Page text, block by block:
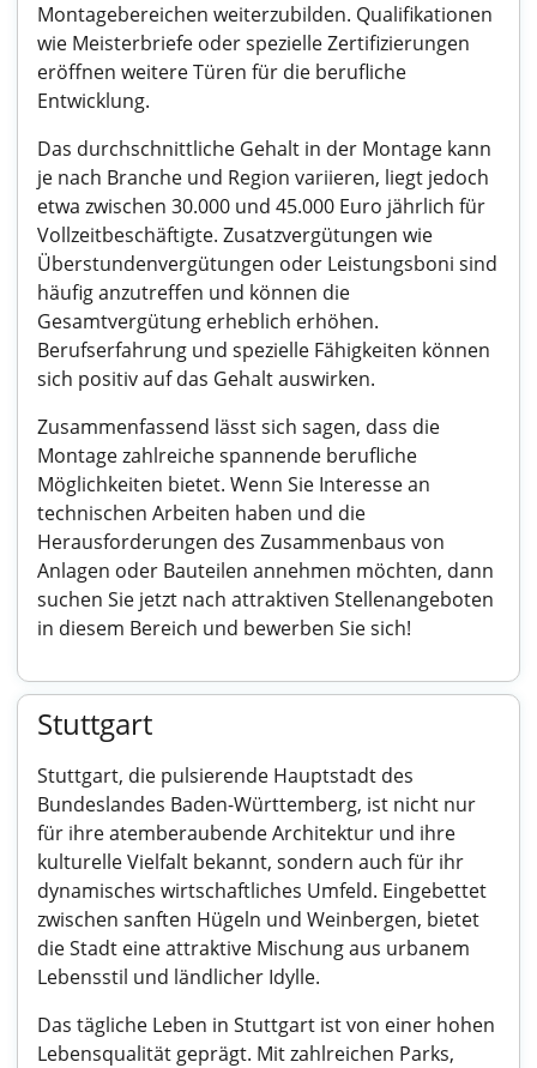
Montagebereichen weiterzubilden. Qualifikationen
wie Meisterbriefe oder spezielle Zertifizierungen
eröffnen weitere Türen für die berufliche
Entwicklung.
Das durchschnittliche Gehalt in der Montage kann
je nach Branche und Region variieren, liegt jedoch
etwa zwischen 30.000 und 45.000 Euro jährlich für
Vollzeitbeschäftigte. Zusatzvergütungen wie
Überstundenvergütungen oder Leistungsboni sind
häufig anzutreffen und können die
Gesamtvergütung erheblich erhöhen.
Berufserfahrung und spezielle Fähigkeiten können
sich positiv auf das Gehalt auswirken.
Zusammenfassend lässt sich sagen, dass die
Montage zahlreiche spannende berufliche
Möglichkeiten bietet. Wenn Sie Interesse an
technischen Arbeiten haben und die
Herausforderungen des Zusammenbaus von
Anlagen oder Bauteilen annehmen möchten, dann
suchen Sie jetzt nach attraktiven Stellenangeboten
in diesem Bereich und bewerben Sie sich!
Stuttgart
Stuttgart, die pulsierende Hauptstadt des
Bundeslandes Baden-Württemberg, ist nicht nur
für ihre atemberaubende Architektur und ihre
kulturelle Vielfalt bekannt, sondern auch für ihr
dynamisches wirtschaftliches Umfeld. Eingebettet
zwischen sanften Hügeln und Weinbergen, bietet
die Stadt eine attraktive Mischung aus urbanem
Lebensstil und ländlicher Idylle.
Das tägliche Leben in Stuttgart ist von einer hohen
Lebensqualität geprägt. Mit zahlreichen Parks,